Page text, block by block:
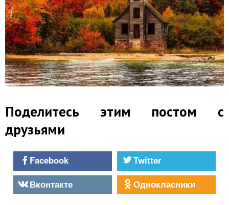
Поделитесь этим постом с
друзьями
Facebook
Twitter
Вконтакте
Однокласники